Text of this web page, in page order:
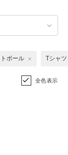
ボール Tシャツ
全色表示